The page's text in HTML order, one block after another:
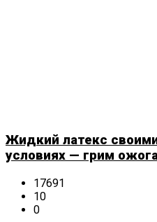
Жидкий латекс
условиях — грим
17691
10
0